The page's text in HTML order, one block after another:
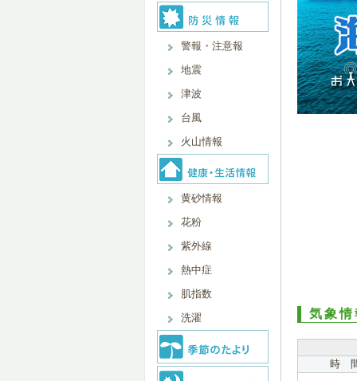
警報・注意報
地震
津波
台風
火山情報
黄砂情報
花粉
紫外線
熱中症
肌指数
洗濯
気象情
時